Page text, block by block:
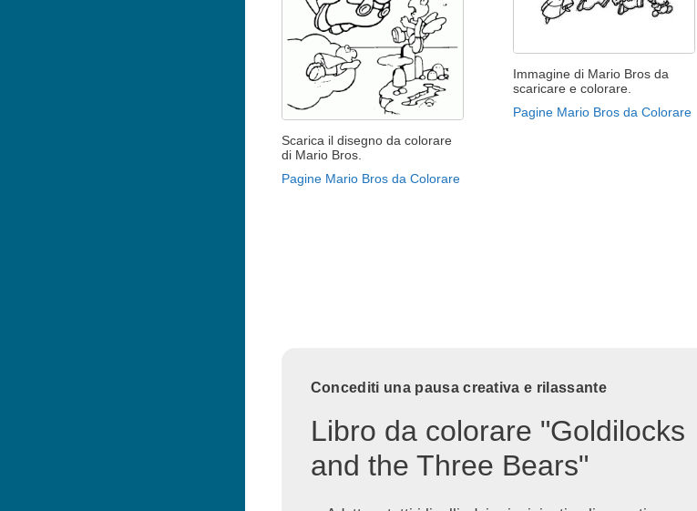
Scarica il disegno da colorare
di Mario Bros.
Pagine Mario Bros da Colorare
Immagine di Mario Bros da
scaricare e colorare.
Pagine Mario Bros da Colorare
Concediti una pausa creativa e rilassante
Libro da colorare "Goldilocks
and the Three Bears"